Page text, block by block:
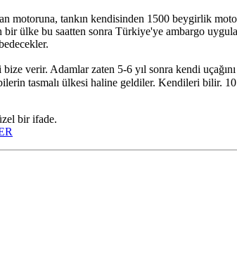
motoruna, tankın kendisinden 1500 beygirlik
ülke bu saatten sonra Türkiye'ye ambargo
verir. Adamlar zaten 5-6 yıl sonra kendi
tasmalı ülkesi haline geldiler. Kendileri bilir.
bir ifade.